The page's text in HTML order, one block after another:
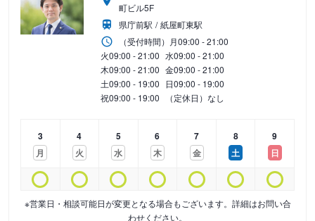
町ビル5F
県庁前駅
紙屋町東駅
（受付時間） 月09:00 - 21:00
火09:00 - 21:00 水09:00 - 21:00
木09:00 - 21:00 金09:00 - 21:00
土09:00 - 19:00 日09:00 - 19:00
祝09:00 - 19:00 （定休日）なし
3
月
4
火
5
水
6
木
7
金
8
土
9
日
※営業日・相談可能日が変更となる場合もございます。詳細はお問い合
わせください。